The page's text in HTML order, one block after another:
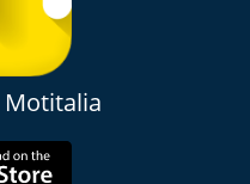
Motitalia